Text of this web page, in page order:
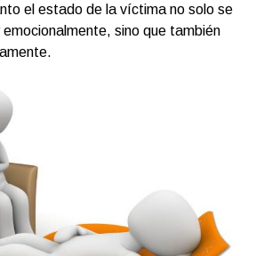
el estado de la víctima no solo se
sino que también